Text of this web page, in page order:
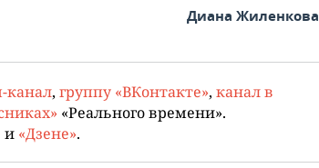
Диана Жиленкова
канал, группу «ВКонтакте», канал в
«Реального времени».
и «Дзене».